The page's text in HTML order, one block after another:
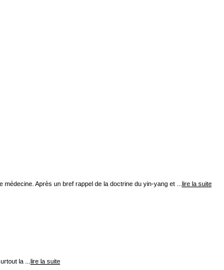
Après un bref rappel de la doctrine du yin-yang et ... lire la suite
la ... lire la suite